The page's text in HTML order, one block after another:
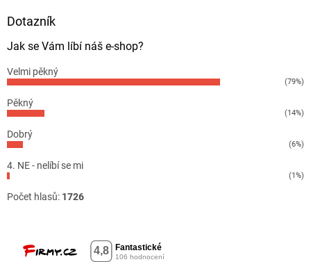
Dotazník
Jak se Vám líbí náš e-shop?
Velmi pěkný
(79%)
Pěkný
(14%)
Dobrý
(6%)
4. NE - nelíbí se mi
(1%)
Počet hlasů: 1726